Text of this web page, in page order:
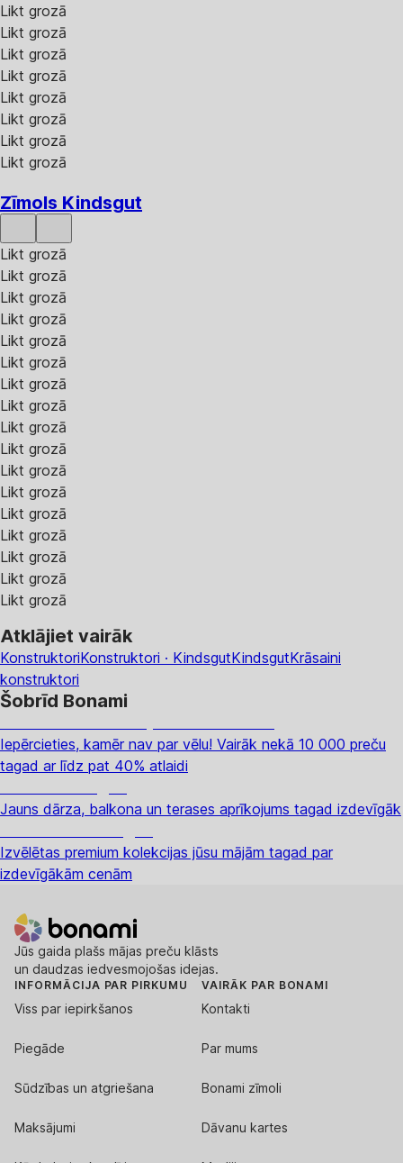
Likt grozā
Likt grozā
Likt grozā
Likt grozā
Likt grozā
Likt grozā
Likt grozā
Likt grozā
Zīmols Kindsgut
Likt grozā
Likt grozā
Likt grozā
Likt grozā
Likt grozā
Likt grozā
Likt grozā
Likt grozā
Likt grozā
Likt grozā
Likt grozā
Likt grozā
Likt grozā
Likt grozā
Likt grozā
Likt grozā
Likt grozā
Atklājiet vairāk
KonstruktoriKonstruktori · KindsgutKindsgutKrāsaini
konstruktori
Šobrīd Bonami
Iepērcieties, kamēr nav par vēlu! Vairāk nekā 10 000 preču
tagad ar līdz pat 40% atlaidi
Jauns dārza, balkona un terases aprīkojums tagad izdevīgāk
Izvēlētas premium kolekcijas jūsu mājām tagad par
izdevīgākām cenām
Jūs gaida plašs mājas preču klāsts
un daudzas iedvesmojošas idejas.
INFORMĀCIJA PAR PIRKUMU
Viss par iepirkšanos
Piegāde
Sūdzības un atgriešana
Maksājumi
VAIRĀK PAR BONAMI
Kontakti
Par mums
Bonami zīmoli
Dāvanu kartes